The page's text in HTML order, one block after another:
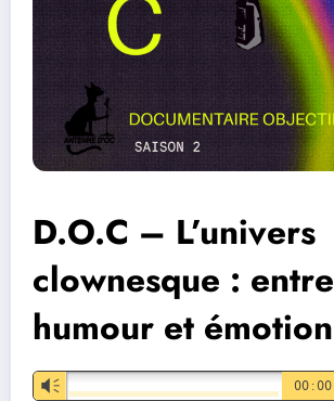
D.O.C – L’univers
clownesque : entre
humour et émotion
Vm 00:00